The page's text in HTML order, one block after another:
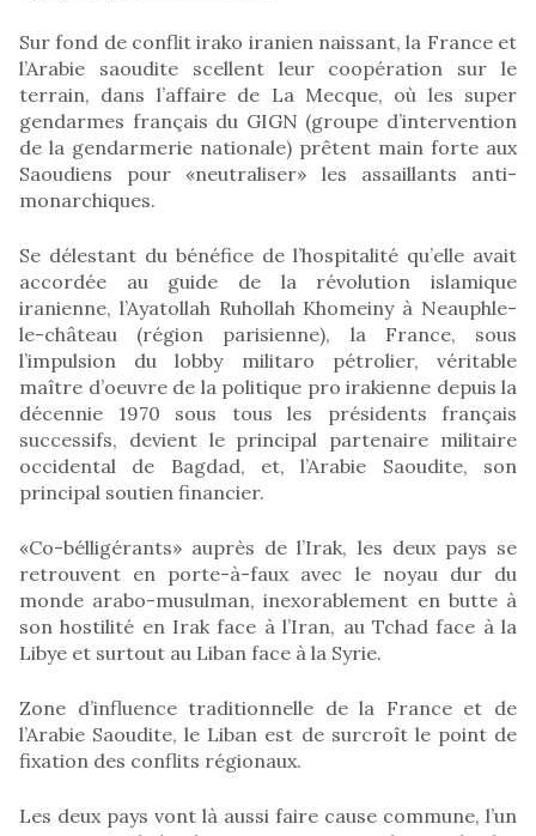
Sur fond de conflit irako iranien naissant, la France et
l’Arabie saoudite scellent leur coopération sur le
terrain, dans l’affaire de La Mecque, où les super
gendarmes français du GIGN (groupe d’intervention
de la gendarmerie nationale) prêtent main forte aux
Saoudiens pour «neutraliser» les assaillants anti-
monarchiques.
Se délestant du bénéfice de l’hospitalité qu’elle avait
accordée au guide de la révolution islamique
iranienne, l’Ayatollah Ruhollah Khomeiny à Neauphle-
le-château (région parisienne), la France, sous
l’impulsion du lobby militaro pétrolier, véritable
maître d’oeuvre de la politique pro irakienne depuis la
décennie 1970 sous tous les présidents français
successifs, devient le principal partenaire militaire
occidental de Bagdad, et, l’Arabie Saoudite, son
principal soutien financier.
«Co-bélligérants» auprès de l’Irak, les deux pays se
retrouvent en porte-à-faux avec le noyau dur du
monde arabo-musulman, inexorablement en butte à
son hostilité en Irak face à l’Iran, au Tchad face à la
Libye et surtout au Liban face à la Syrie.
Zone d’influence traditionnelle de la France et de
l’Arabie Saoudite, le Liban est de surcroît le point de
fixation des conflits régionaux.
Les deux pays vont là aussi faire cause commune, l’un